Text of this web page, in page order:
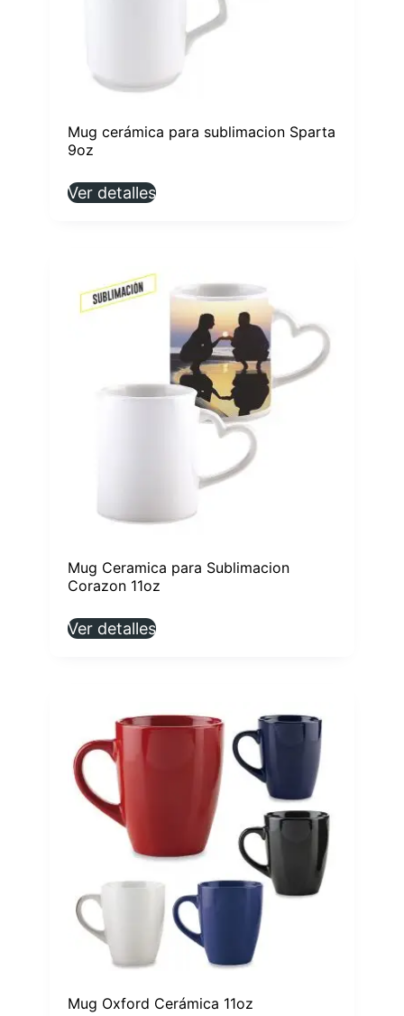
Mug cerámica para sublimacion Sparta
9oz
Ver detalles
Mug Ceramica para Sublimacion
Corazon 11oz
Ver detalles
Mug Oxford Cerámica 11oz